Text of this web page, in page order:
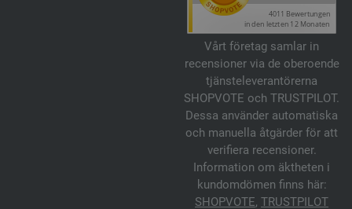
Vårt företag samlar in
recensioner via de oberoende
tjänsteleverantörerna
SHOPVOTE och TRUSTPILOT.
Dessa använder automatiska
och manuella åtgärder för att
verifiera recensioner.
Information om äktheten i
kundomdömen finns här:
SHOPVOTE, TRUSTPILOT